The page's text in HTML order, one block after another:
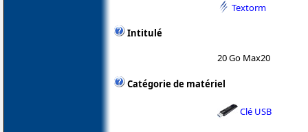
Textorm
Intitulé
20 Go Max20
Catégorie de matériel
Clé USB